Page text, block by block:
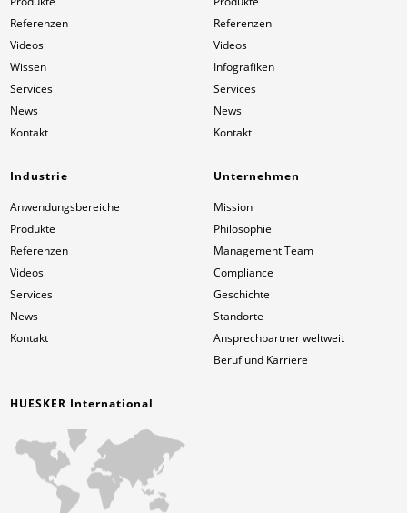
HUESKER International
Referenzen
Videos
Wissen
Services
News
Kontakt
Referenzen
Videos
Infografiken
Services
News
Kontakt
Industrie
Anwendungsbereiche
Produkte
Referenzen
Videos
Services
News
Kontakt
Unternehmen
Mission
Philosophie
Management Team
Compliance
Geschichte
Standorte
Ansprechpartner weltweit
Beruf und Karriere